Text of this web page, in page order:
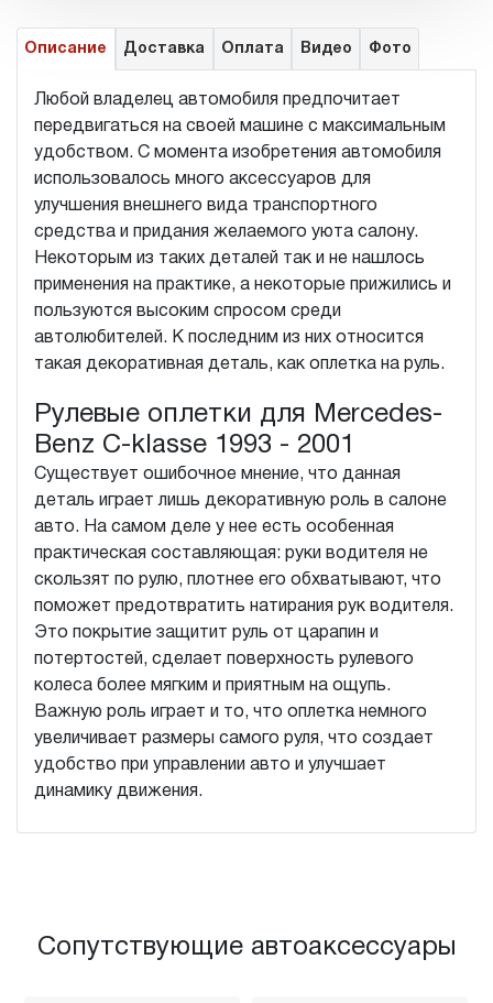
Описание Доставка Оплата Видео Фото
Любой владелец автомобиля предпочитает
передвигаться на своей машине с максимальным
удобством. С момента изобретения автомобиля
использовалось много аксессуаров для
улучшения внешнего вида транспортного
средства и придания желаемого уюта салону.
Некоторым из таких деталей так и не нашлось
применения на практике, а некоторые прижились и
пользуются высоким спросом среди
автолюбителей. К последним из них относится
такая декоративная деталь, как оплетка на руль.
Рулевые оплетки для Mercedes-
Benz C-klasse 1993 - 2001
Существует ошибочное мнение, что данная
деталь играет лишь декоративную роль в салоне
авто. На самом деле у нее есть особенная
практическая составляющая: руки водителя не
скользят по рулю, плотнее его обхватывают, что
поможет предотвратить натирания рук водителя.
Это покрытие защитит руль от царапин и
потертостей, сделает поверхность рулевого
колеса более мягким и приятным на ощупь.
Важную роль играет и то, что оплетка немного
увеличивает размеры самого руля, что создает
удобство при управлении авто и улучшает
динамику движения.
Сопутствующие автоаксессуары